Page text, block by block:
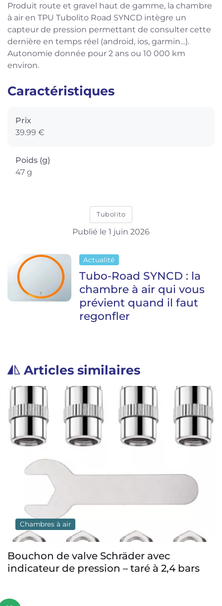
Produit route et gravel haut de gamme, la chambre
à air en TPU Tubolito Road SYNCD intègre un
capteur de pression permettant de consulter cette
dernière en temps réel (android, ios, garmin…).
Autonomie donnée pour 2 ans ou 10 000 km
environ.
Caractéristiques
Prix
39.99 €
Poids (g)
47 g
Tubolito
Publié le 1 juin 2026
Actualité
Tubo-Road SYNCD : la
chambre à air qui vous
prévient quand il faut
regonfler
Articles similaires
2,4 bars
Tubolito Tubo MTB PSENS